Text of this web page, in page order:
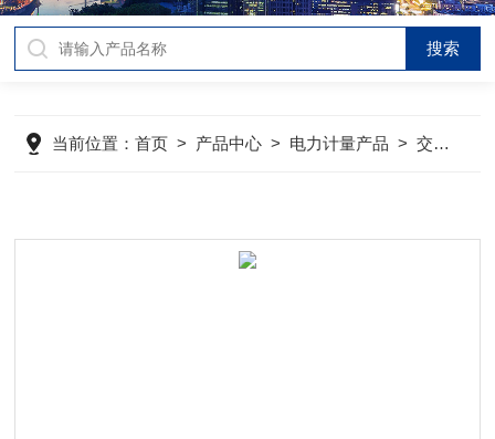
当前位置：首页 > 产品中心 > 电力计量产品 >交直流指示仪表校验装置